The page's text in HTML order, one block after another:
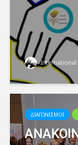
International
ΔΙΑΓΩΝΙΣΜΟΙ